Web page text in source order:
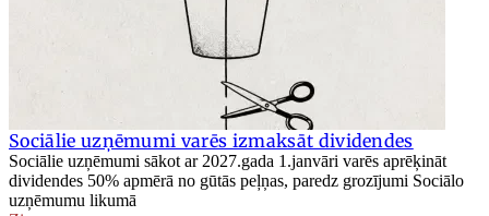
Sociālie uzņēmumi varēs izmaksāt dividendes
Sociālie uzņēmumi sākot ar 2027.gada 1.janvāri varēs aprēķināt
dividendes 50% apmērā no gūtās peļņas, paredz grozījumi Sociālo
uzņēmumu likumā